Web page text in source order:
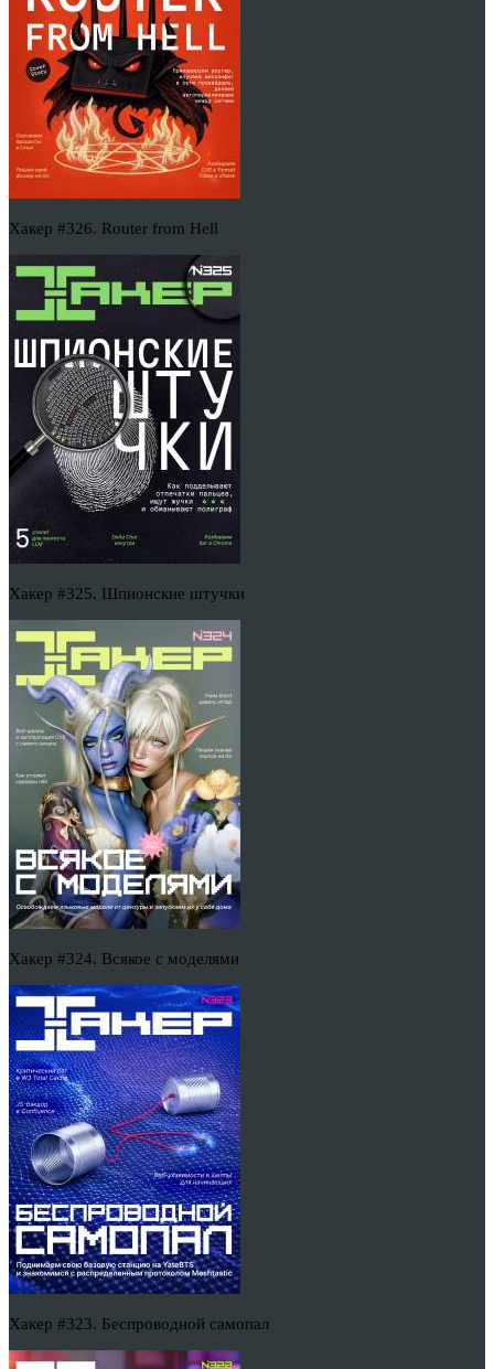
Хакер #326. Router from Hell
Хакер #325. Шпионские штучки
Хакер #324. Всякое с моделями
Хакер #323. Беспроводной самопал